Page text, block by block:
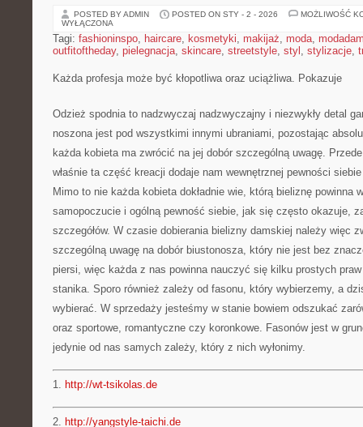
POSTED BY ADMIN POSTED ON STY - 2 - 2026
MOŻLIWOŚĆ
WYŁĄCZONA
Tagi: fashioninspo, haircare, kosmetyki, makijaż, moda,
outfitoftheday, pielegnacja, skincare, streetstyle, styl , stylizacje,
Każda profesja może być kłopotliwa oraz uciążliwa. Pokazuje
Odzież spodnia to nadzwyczaj nadzwyczajny i niezwykły detal
noszona jest pod wszystkimi innymi ubraniami, pozostając
każda kobieta ma zwrócić na jej dobór szczególną uwagę.
właśnie ta część kreacji dodaje nam wewnętrznej pewności
Mimo to nie każda kobieta dokładnie wie, którą bieliznę powinna
samopoczucie i ogólną pewność siebie, jak się często okazuje,
szczegółów. W czasie dobierania bielizny damskiej należy więc
szczególną uwagę na dobór biustonosza, który nie jest bez
piersi, więc każda z nas powinna nauczyć się kilku prostych praw
stanika. Sporo również zależy od fasonu, który wybierzemy, a
wybierać. W sprzedaży jesteśmy w stanie bowiem odszukać
oraz sportowe, romantyczne czy koronkowe. Fasonów jest w
jedynie od nas samych zależy, który z nich wyłonimy.
1. http://wt-tsikolas.de
2. http://yangstyle-taichi.de